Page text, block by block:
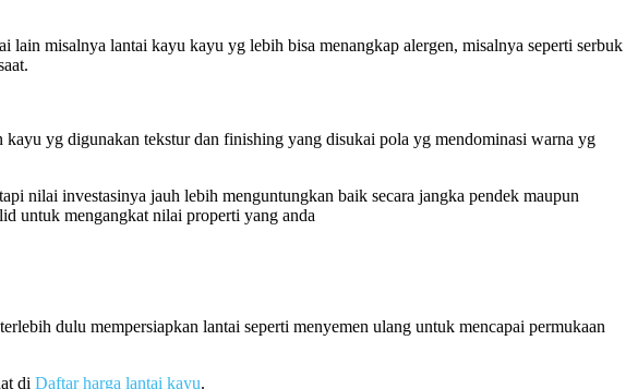
misalnya lantai kayu kayu yg lebih bisa menangkap alergen, misalnya seperti serbuk
yg digunakan tekstur dan finishing yang disukai pola yg mendominasi warna yg
nilai investasinya jauh lebih menguntungkan baik secara jangka pendek maupun
untuk mengangkat nilai properti yang anda
dulu mempersiapkan lantai seperti menyemen ulang untuk mencapai permukaan
di Daftar harga lantai kayu.